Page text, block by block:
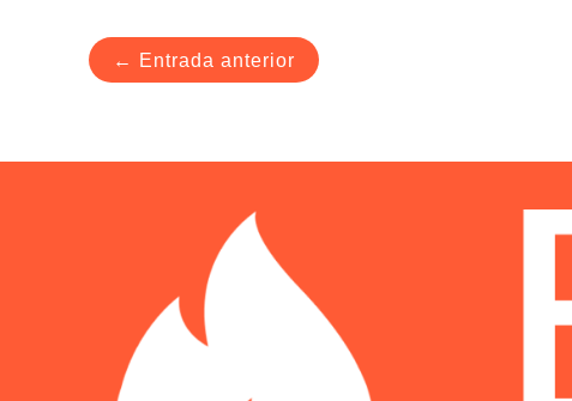
← Entrada anterior